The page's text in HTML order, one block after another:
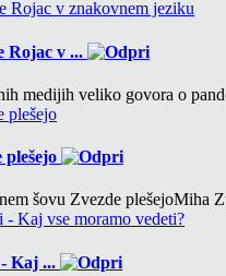
Rojac v ...
medijih veliko govora o
plešejo
šovu Zvezde plešejoMiha
Kaj ...